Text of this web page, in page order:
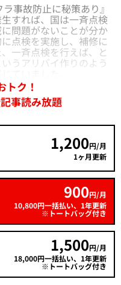
事故防止に秘策あり 』
すれば、国は一斉点検
問題がないことが分か
点検を実施し、補修に
一斉点検を行えば、と
うアリバイ作りのよう
トク！
事読み放題
1,200円/月
1ヶ月更新
900円/月
10,800円一括払い、1年更新
※トートバッグ付き
1,500円/月
18,000円一括払い、1年更新
※トートバッグ付き